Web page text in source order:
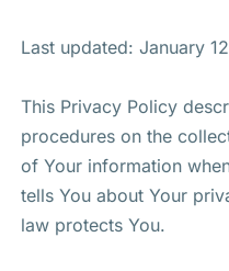
Last updated: January
This Privacy Policy
procedures on the
of Your information
tells You about Your
law protects You.